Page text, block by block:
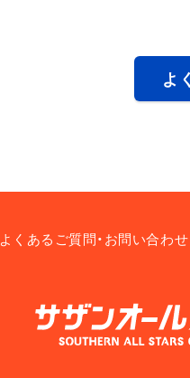
よ
よくあるご質問・お問い合わせ